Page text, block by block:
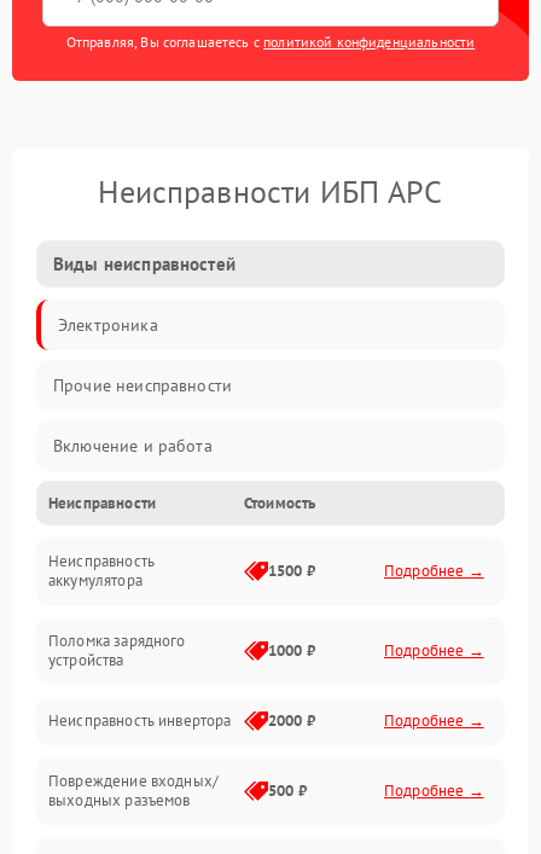
Отправляя, Вы соглашаетесь с политикой конфиденциальности
Неисправности ИБП APC
Виды неисправностей
Электроника
Прочие неисправности
Включение и работа
Работа с нагрузкой
Звук и индикация
Механические повреждения
Неисправности Стоимость
Неисправность
аккумулятора
1500 ₽ Подробнее →
Поломка зарядного
устройства
1000 ₽ Подробнее →
Неисправность инвертора 2000 ₽ Подробнее →
Повреждение входных/
выходных разъемов
500 ₽ Подробнее →